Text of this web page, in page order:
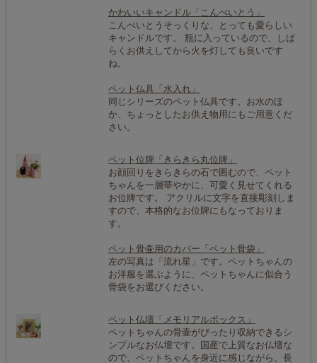
かわいいキャンドル「こんぺいとう」
こんぺいとうそっくりな、とっても愛らしい
キャンドルです。 瓶に入っているので、しば
らくお供えしてから火を灯しても良いです
ね。
ペット仏具「水入れ」
同じシリーズのペット仏具です。お水のほ
か、ちょっとしたお供え物用にもご用意くだ
さい。
ペット位牌「きらきら丸位牌」
お顔回りをきらきらの石で囲むので、ペット
ちゃんを一層華やかに、可愛く見せてくれる
お位牌です。 アクリルに文字を直接彫刻しま
すので、本格的なお位牌にもなっておりま
す。
ペット骨壷用のカバー「ペット骨袋」
左の写真は「流れ星」です。ペットちゃんの
お洋服を選ぶように、ペットちゃんに似合う
骨袋をお選びください。
ペット仏壇「メモリアルボックス」
ペットちゃんの骨壷がぴったり収納できるシ
ンプルなお仏壇です。国産で上質なお仏壇な
ので、ペットちゃんを身近に感じながら、長